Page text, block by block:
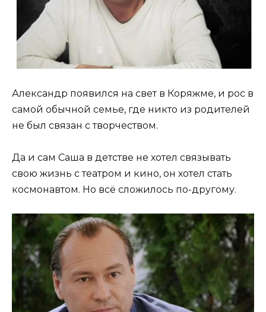
Александр появился на свет в Коряжме, и рос в
самой обычной семье, где никто из родителей
не был связан с творчеством.
Да и сам Саша в детстве не хотел связывать
свою жизнь с театром и кино, он хотел стать
космонавтом. Но всё сложилось по-другому.